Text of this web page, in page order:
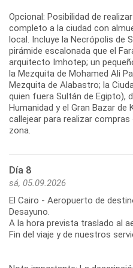
Opcional: Posibilidad de
completo a la ciudad con
local. Incluye la Necrópolis de
pirámide escalonada que el
arquitecto Imhotep; un
la Mezquita de Mohamed Ali
Mezquita de Alabastro; la
quien fuera Sultán de Egipto),
Humanidad y el Gran Bazar de
callejear para realizar
zona.
Día 8
sá, 05.09.2026
El Cairo - Aeropuerto de
Desayuno.
A la hora prevista traslado al
Fin del viaje y de nuestros